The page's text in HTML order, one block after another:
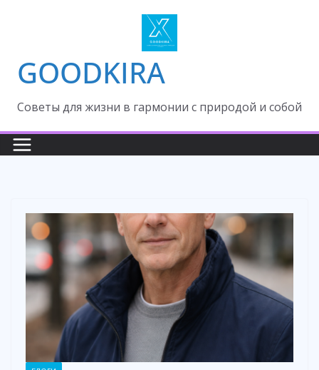
GOODKIRA
Cоветы для жизни в гармонии с природой и собой